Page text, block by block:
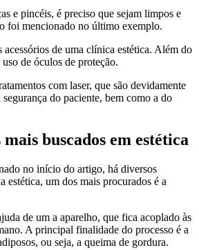
e pincéis, é preciso que sejam limpos e
foi mencionado no último exemplo.
acessórios de uma clínica estética. Além do
de óculos de proteção.
com laser, que são devidamente
do paciente, bem como a do
buscados em estética
no início do artigo, há diversos
estética, um dos mais procurados é a
de um a aparelho, que fica acoplado às
A principal finalidade do processo é a
ou seja, a queima de gordura.